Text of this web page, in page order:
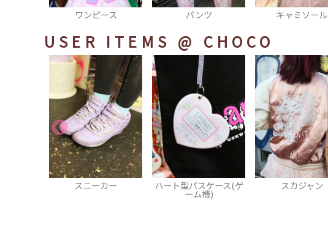
パンツ キャミソール スマホカバー
USER ITEMS @ CHOCO
ハート型パスケース(ゲ スカジャン ブローチ